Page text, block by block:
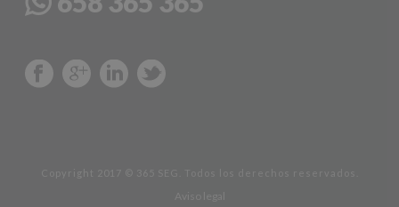
Copyright 2017 © 365 SEG. Todos los derechos reservados.